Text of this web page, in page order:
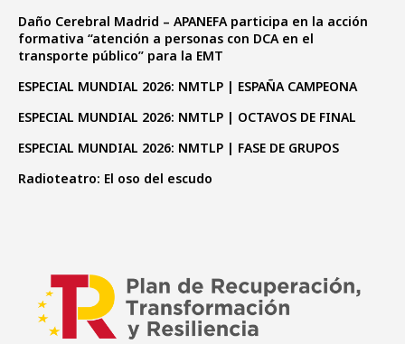
Daño Cerebral Madrid – APANEFA participa en la acción
formativa “atención a personas con DCA en el
transporte público” para la EMT
ESPECIAL MUNDIAL 2026: NMTLP | ESPAÑA CAMPEONA
ESPECIAL MUNDIAL 2026: NMTLP | OCTAVOS DE FINAL
ESPECIAL MUNDIAL 2026: NMTLP | FASE DE GRUPOS
Radioteatro: El oso del escudo